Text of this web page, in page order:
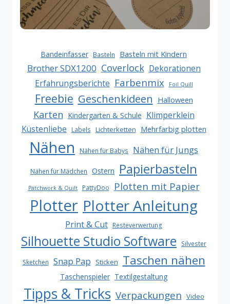
Bandeinfasser Basteln Basteln mit Kindern
Brother SDX1200 Coverlock Dekorationen
Erfahrungsberichte Farbenmix Foil Quill
Freebie Geschenkideen Halloween
Karten Kindergarten & Schule Klimperklein
Küstenliebe
Labels Lichterketten Mehrfarbig plotten
Nähen Nähen für Babys Nähen für Jungs
Nähen für Mädchen Ostern Papierbasteln
Patchwork & Quilt PattyDoo Plotten mit Papier
Plotter Plotter Anleitung
Print & Cut Resteverwertung
Silhouette Studio Software Silvester
Sketchen Snap Pap Sticken Taschen nähen
Taschenspieler Textilgestaltung
Tipps & Tricks Verpackungen Video